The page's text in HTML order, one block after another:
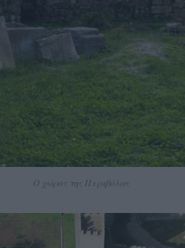
Ο χώρος της Περιβόλας